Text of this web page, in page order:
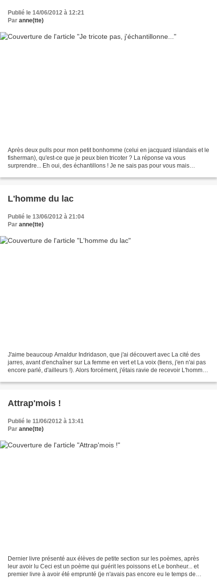
Publié le 14/06/2012 à 12:21
Par anne(tte)
Après deux pulls pour mon petit bonhomme (celui en jacquard islandais et le
fisherman), qu'est-ce que je peux bien tricoter ? La réponse va vous
surprendre... Eh oui, des échantillons ! Je ne sais pas pour vous mais
L'homme du lac
Publié le 13/06/2012 à 21:04
Par anne(tte)
J'aime beaucoup Arnaldur Indridason, que j'ai découvert avec La cité des
jarres, avant d'enchaîner sur La femme en vert et La voix (tiens, j'en n'ai pas
encore parlé, d'ailleurs !). Alors forcément, j'étais ravie de recevoir L'homme
Attrap'mois !
Publié le 11/06/2012 à 13:41
Par anne(tte)
Dernier livre présenté aux élèves de petite section sur les poèmes, après
leur avoir lu Ceci est un poème qui guérit les poissons et Le bonheur... et
premier livre à avoir été emprunté (je n'avais pas encore eu le temps de